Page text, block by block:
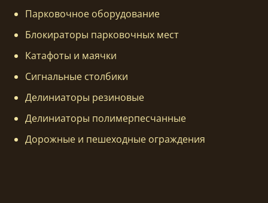
Парковочное оборудование
Блокираторы парковочных мест
Катафоты и маячки
Сигнальные столбики
Делиниаторы резиновые
Делиниаторы полимерпесчанные
Дорожные и пешеходные ограждения